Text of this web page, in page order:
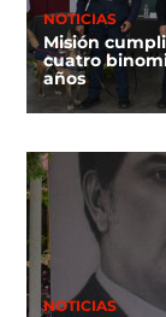
NOTICIAS
Misión
cuatro
años
NOTICIAS